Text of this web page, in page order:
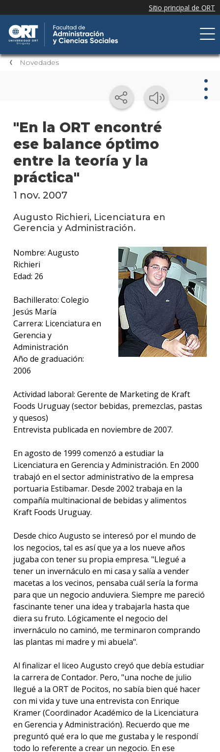
Novedades
"En la ORT encontré
ese balance óptimo
entre la teoría y la
práctica"
La
en
los
Blog
de la
1 nov. 2007
Augusto Richieri, Licenciatura en
Gerencia y Administración.
Nombre: Augusto
Richieri
Edad: 26
Bachillerato: Colegio
Jesús María
Carrera: Licenciatura en
Gerencia y
Administración
Año de graduación:
2006
Actividad laboral: Gerente de Marketing de Kraft
Foods Uruguay (sector bebidas, premezclas, pastas
y quesos)
Entrevista publicada en noviembre de 2007.
En agosto de 1999 comenzó a estudiar la
Licenciatura en Gerencia y Administración. En 2000
trabajó en el sector administrativo de la empresa
portuaria Estibamar. Desde 2002 trabaja en la
compañía multinacional de bebidas y alimentos
Kraft Foods Uruguay.
Desde chico Augusto se interesó por el mundo de
los negocios, tal es así que ya a los nueve años
jugaba con tener su propia empresa. "Llegué a
tener un invernáculo en mi casa y salía a vender
macetas a los vecinos, pensaba cuál sería la forma
para que un negocio anduviera. Siempre me pareció
fascinante tener una idea y trabajarla hasta que
diera su fruto. Lógicamente el negocio del
invernáculo no caminó, me terminaron comprando
las plantas mi madre y mi abuela".
Al finalizar el liceo Augusto creyó que debía estudiar
la carrera de Contador. Pero, "una noche de julio
llegué a la ORT de Pocitos, no sabía bien qué hacer
con mi vida y tuve una entrevista con Enrique
Kramer (Coordinador Académico de la Licenciatura
en Gerencia y Administración). Recuerdo que me
preguntó qué era lo que me gustaba y le respondí
todo lo referente a crear un negocio. En ese